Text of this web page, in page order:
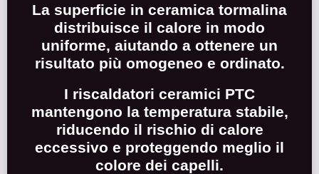
La superficie in ceramica tormalina
distribuisce il calore in modo
uniforme, aiutando a ottenere un
risultato più omogeneo e ordinato.
I riscaldatori ceramici PTC
mantengono la temperatura stabile,
riducendo il rischio di calore
eccessivo e proteggendo meglio il
colore dei capelli.